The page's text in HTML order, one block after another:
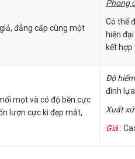
đẳng cấp cùng một
Phong
Có thể
hiện
kết hợp
mọt và có độ bền cực
lượn cực kì đẹp mắt,
Độ hiếm
đình lựa
Xuất xứ
Giá: